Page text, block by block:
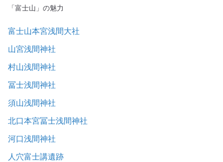
「富士山」の魅力
富士山本宮浅間大社
山宮浅間神社
村山浅間神社
冨士浅間神社
須山浅間神社
北口本宮冨士浅間神社
河口浅間神社
人穴富士講遺跡